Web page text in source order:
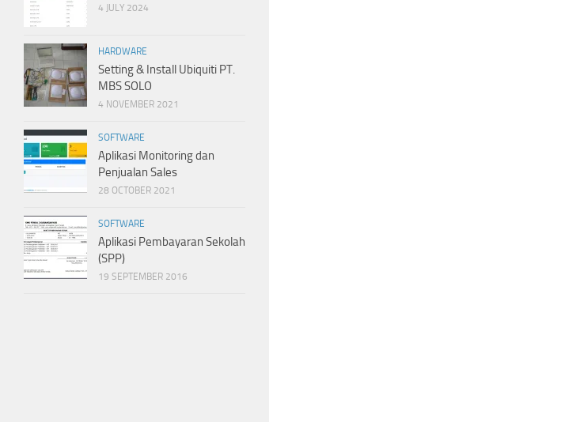
4 JULY 2024
HARDWARE
Setting & Install Ubiquiti PT.
MBS SOLO
4 NOVEMBER 2021
SOFTWARE
Aplikasi Monitoring dan
Penjualan Sales
28 OCTOBER 2021
SOFTWARE
Aplikasi Pembayaran Sekolah
(SPP)
19 SEPTEMBER 2016